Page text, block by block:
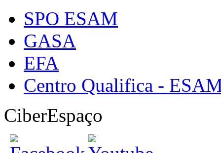
SPO ESAM
GASA
EFA
Centro Qualifica -
CiberEspaço